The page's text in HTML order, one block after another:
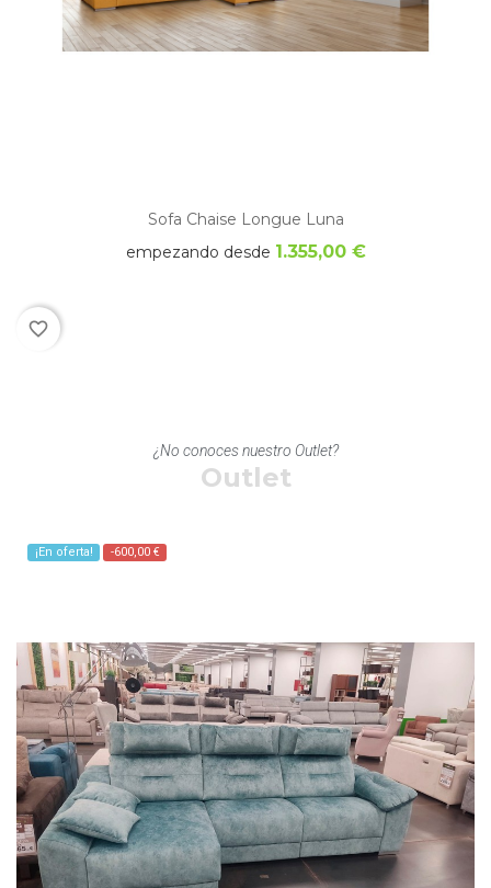
Sofa Chaise Longue Luna
empezando desde 1.355,00 €
favorite_border
¿No conoces nuestro Outlet?
Outlet
¡En oferta! -600,00 €